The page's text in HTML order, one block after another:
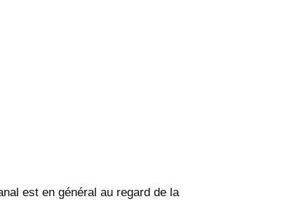
est en général au regard de la